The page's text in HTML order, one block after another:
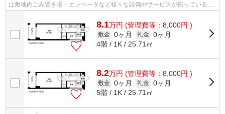
は敷地内ごみ置き場・エレベータなど様々な設備やサービスが揃っているの
で便利です。こだわり派も満足でき...
8.1万円 (管理費等：8,000円 )
敷金 0ヶ月 礼金 0ヶ月
4階 / 1K / 25.71㎡
8.2万円 (管理費等：8,000円 )
敷金 0ヶ月 礼金 0ヶ月
5階 / 1K / 25.71㎡